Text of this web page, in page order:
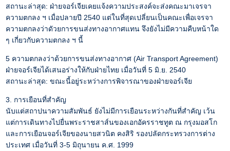
สถานะล่าสุด: ฝ่ายจอร์เจียเคยแจ้งความประสงค์จะส่งคณะมาเจรจา
ความตกลง ฯ เมื่อปลายปี 2540 แต่ในที่สุดเปลี่ยนเป็นคณะเพื่อเจรจา
ความตกลงว่าดัวยการขนส่งทางอากาศแทน จึงยังไม่มีความคืบหน้าใด
ๆ เกี่ยวกับความตกลง ฯ นี้
5 ความตกลงว่าด้วยการขนส่งทางอากาศ (Air Transport Agreement)
ฝ่ายจอร์เจียได้เสนอร่างให้กับฝ่ายไทย เมื่อวันที่ 5 มิ.ย. 2540
สถานะล่าสุด: ขณะนี้อยู่ระหว่างการพิจารณาของฝ่ายจอร์เจีย
3. การเยือนที่สำคัญ
นับแต่สถาปนาความสัมพันธ์ ยังไม่มีการเยือนระหว่างกันที่สำคัญ เว้น
แต่การเดินทางไปยื่นพระราชสาส์นของเอกอัครราชทูต ณ กรุงมอสโก
และการเยือนจอร์เจียของนายสวนิต คงสิริ รองปลัดกระทรวงการต่าง
ประเทศ เมื่อวันที่ 3-5 มิถุนายน ค.ศ. 1999